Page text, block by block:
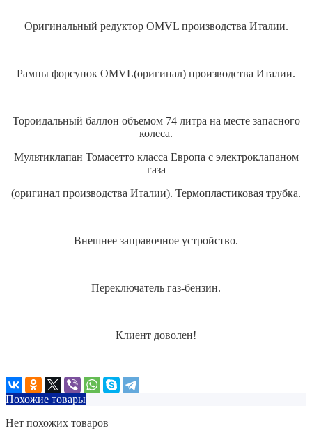
Оригинальный редуктор OMVL производства Италии.
Рампы форсунок OMVL(оригинал) производства Италии.
Тороидальный баллон объемом 74 литра на месте запасного
колеса.
Мультиклапан Томасетто класса Европа с электроклапаном
газа
(оригинал производства Италии). Термопластиковая трубка.
Внешнее заправочное устройство.
Переключатель газ-бензин.
Клиент доволен!
Похожие товары
Нет похожих товаров